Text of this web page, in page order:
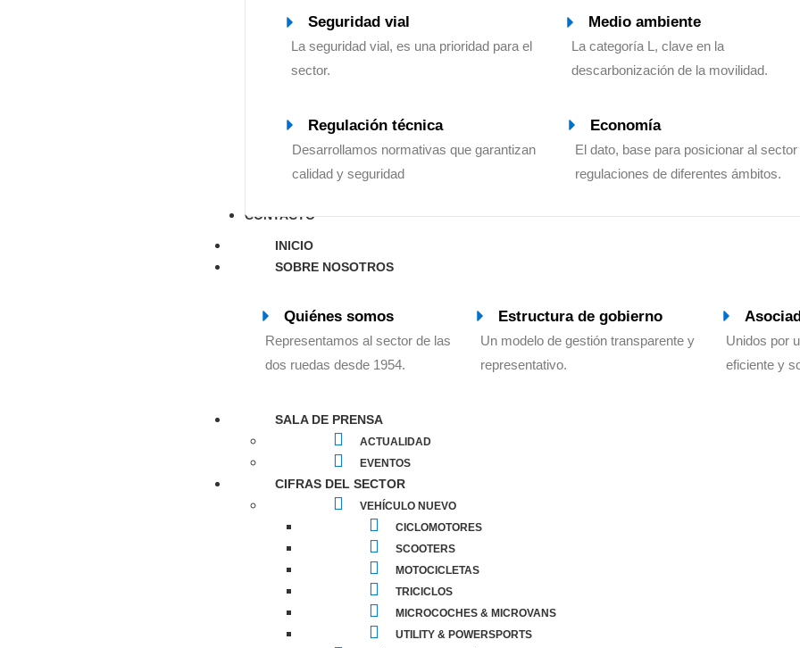
Seguridad vial
La seguridad vial, es una prioridad para el
sector.
Medio ambiente
La categoría L, clave en la
descarbonización de la movilidad.
Regulación técnica
Desarrollamos normativas que garantizan
calidad y seguridad
Economía
El dato, base para posicionar al sector
regulaciones de diferentes ámbitos.
CONTACTO
INICIO
SOBRE NOSOTROS
Quiénes somos
Representamos al sector de las
dos ruedas desde 1954.
Estructura de gobierno
Un modelo de gestión transparente y
representativo.
Unidos por
eficiente y
SALA DE PRENSA
ACTUALIDAD
EVENTOS
CIFRAS DEL SECTOR
VEHÍCULO NUEVO
CICLOMOTORES
SCOOTERS
MOTOCICLETAS
TRICICLOS
MICROCOCHES & MICROVANS
UTILITY & POWERSPORTS